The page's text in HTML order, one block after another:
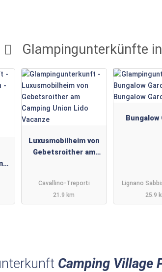
Glampingunterkünfte
Luxusmobilheim von
Gebetsroither am
Cavallino-Treporti
21.9 km
Bungalow
Lignano
25.9
Camping Village